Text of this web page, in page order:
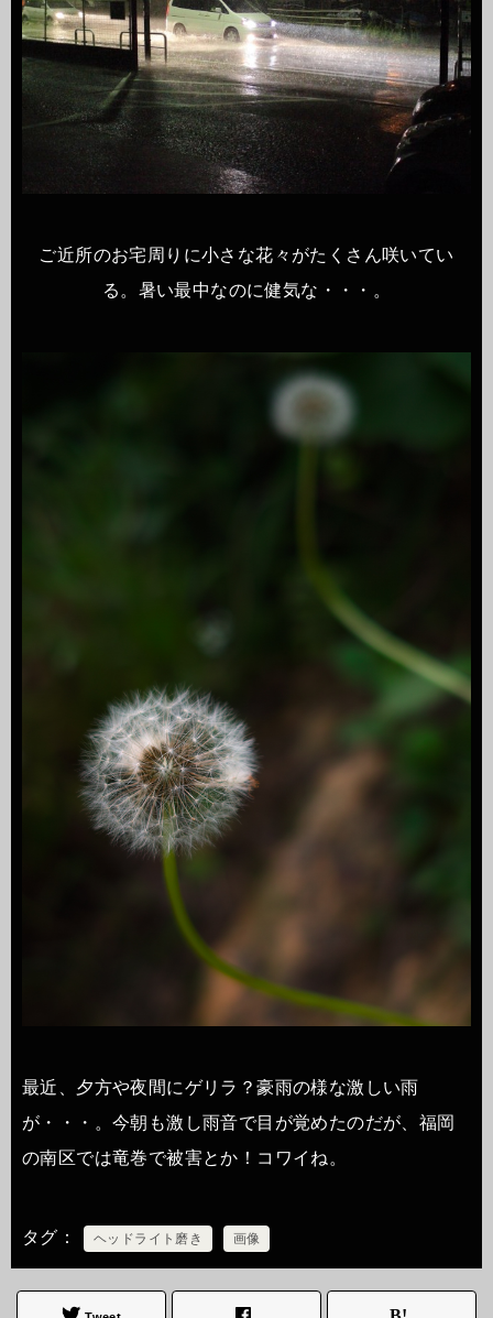
ご近所のお宅周りに小さな花々がたくさん咲いてい
る。暑い最中なのに健気な・・・。
最近、夕方や夜間にゲリラ？豪雨の様な激しい雨
が・・・。今朝も激し雨音で目が覚めたのだが、福岡
の南区では竜巻で被害とか！コワイね。
タグ ヘッドライト磨き 画像